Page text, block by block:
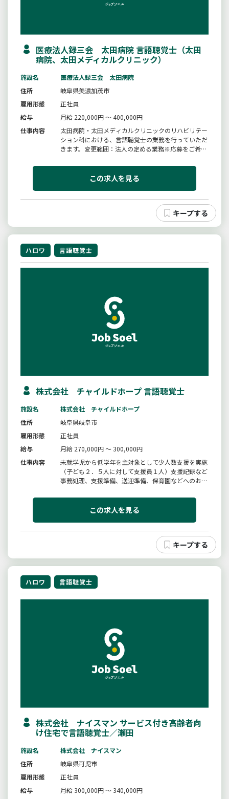
医療法人録三会 太田病院 言語聴覚士（太田
病院、太田メディカルクリニック）
施設名
医療法人録三会 太田病院
住所
岐阜県美濃加茂市
雇用形態
正社員
給与
月給 220,000円 ～ 400,000円
仕事内容
太田病院・太田メディカルクリニックのリハビリテー
ション科における、言語聴覚士の業務を行っていただ
きます。変更範囲：法人の定める業務※応募をご希望
けてください。
この求人を見る
ハロワ 言語聴覚士
株式会社 チャイルドホープ 言語聴覚士
施設名
株式会社 チャイルドホープ
住所
岐阜県岐阜市
雇用形態
正社員
給与
月給 270,000円 ～ 300,000円
仕事内容
未就学児から低学年を主対象として少人数支援を実施
（子ども２．５人に対して支援員１人）支援記録など
事務処理、支援準備、送迎準備、保育園などへのお迎
応募歓迎変更範囲：変更なし
この求人を見る
ハロワ 言語聴覚士
株式会社 ナイスマン サービス付き高齢者向
け住宅で言語聴覚士／瀬田
施設名
株式会社 ナイスマン
住所
岐阜県可児市
雇用形態
正社員
給与
月給 300,000円 ～ 340,000円